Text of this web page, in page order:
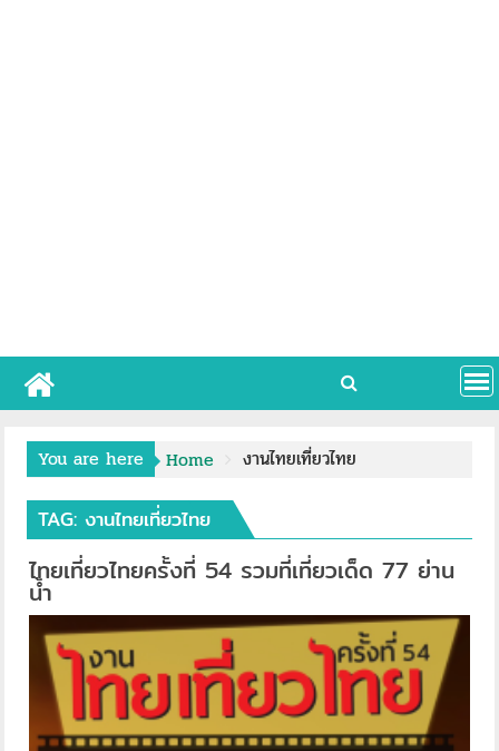
You are here Home งานไทยเที่ยวไทย
TAG:งานไทยเที่ยวไทย
ไทยเที่ยวไทยครั้งที่ 54 รวมที่เที่ยวเด็ด 77 ย่าน
น้ำ